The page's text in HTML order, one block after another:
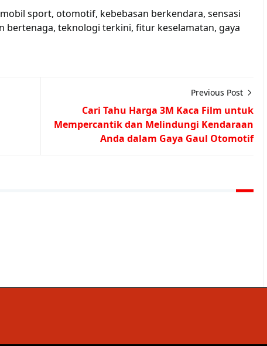
sport, otomotif, kebebasan berkendara, sensasi
bertenaga, teknologi terkini, fitur keselamatan, gaya
Previous Post
Cari Tahu Harga 3M Kaca Film untuk
Mempercantik dan Melindungi Kendaraan
Anda dalam Gaya Gaul Otomotif